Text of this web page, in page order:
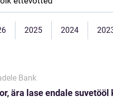
2025 2024
Bank
ära lase endale